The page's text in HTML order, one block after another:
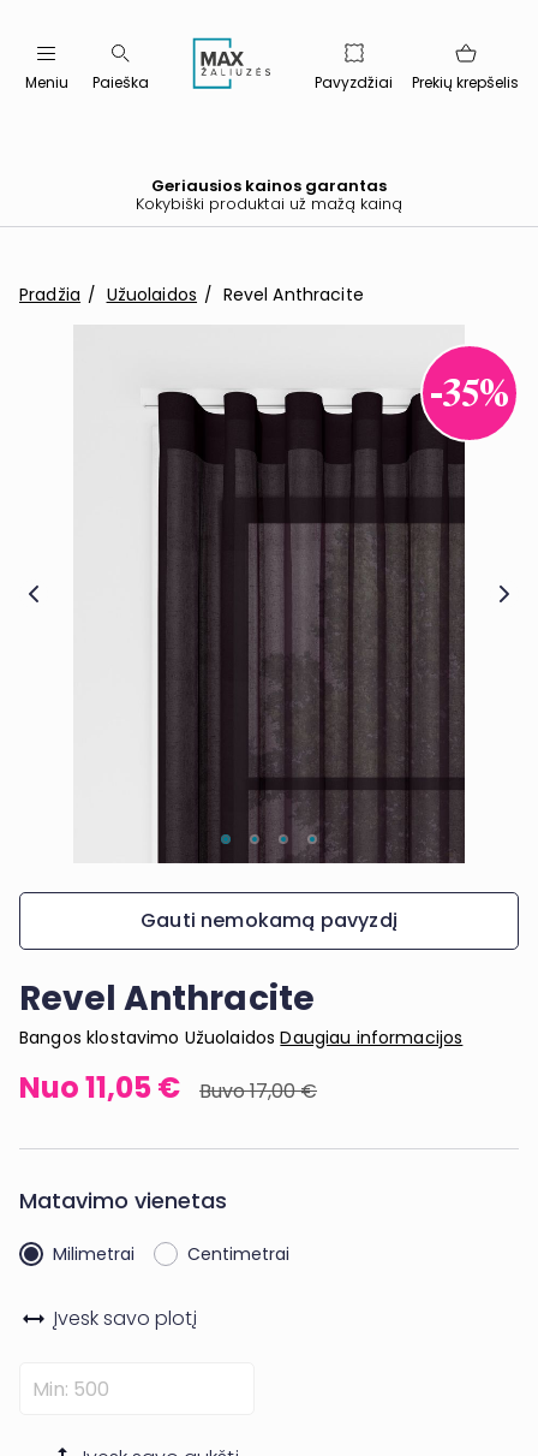
Meniu Paieška Pavyzdžiai Prekių krepšelis
Geriausios kainos garantas
Kokybiški produktai už mažą kainą
Pradžia Užuolaidos Revel Anthracite
Gauti nemokamą pavyzdį
-35%
Revel Anthracite
Bangos klostavimo UžuolaidosDaugiau informacijos
17,00 €
11,05 €
Matavimo vienetas
Milimetrai Centimetrai
Įvesk savo plotį